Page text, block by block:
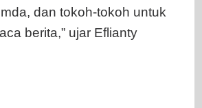
dan tokoh-tokoh untuk
berita,” ujar Eflianty